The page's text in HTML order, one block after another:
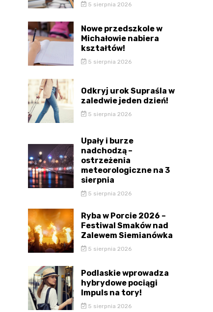
5 sierpnia 2026
Nowe przedszkole w
Michałowie nabiera
kształtów!
5 sierpnia 2026
Odkryj urok Supraśla w
zaledwie jeden dzień!
5 sierpnia 2026
Upały i burze
nadchodzą –
ostrzeżenia
meteorologiczne na 3
sierpnia
5 sierpnia 2026
Ryba w Porcie 2026 –
Festiwal Smaków nad
Zalewem Siemianówka
5 sierpnia 2026
Podlaskie wprowadza
hybrydowe pociągi
Impuls na tory!
5 sierpnia 2026